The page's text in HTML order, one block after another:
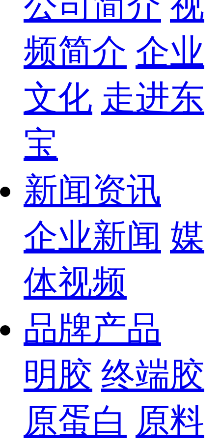
频简介 企业
文化 走进东
宝
新闻资讯
企业新闻 媒
体视频
品牌产品
明胶 终端胶
原蛋白 原料